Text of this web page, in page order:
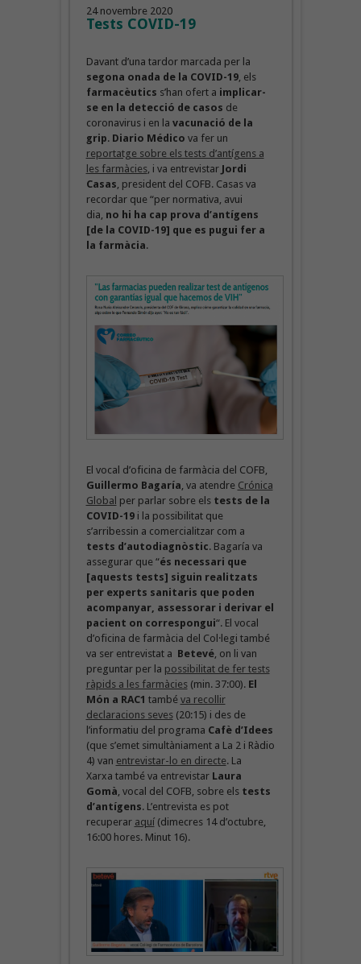
24 novembre 2020
Tests COVID-19
Davant d’una tardor marcada per la
segona onada de la COVID-19, els
farmacèutics s’han ofert a implicar-
se en la detecció de casos de
coronavirus i en la vacunació de la
grip. Diario Médico va fer un
reportatge sobre els tests d’antígens a
les farmàcies, i va entrevistar Jordi
Casas , president del COFB. Casas va
recordar que “per normativa, avui
dia, no hi ha cap prova d’antígens
[de la COVID-19] que es pugui fer a
la farmàcia.
El vocal d’oficina de farmàcia del COFB,
Guillermo Bagaría , va atendre Crónica
Global per parlar sobre els tests de la
COVID-19i la possibilitat que
s’arribessin a comercialitzar com a
tests d’autodiagnòstic. Bagaría va
assegurar que “és necessari que
[aquests tests] siguin realitzats
per experts sanitaris que poden
acompanyar, assessorar i derivar el
pacient on correspongui“. El vocal
d’oficina de farmàcia del Col·legi també
va ser entrevistat a Betevé, on li van
preguntar per la possibilitat de fer tests
ràpids a les farmàcies(min. 37:00). El
Món a RAC1 també va recollir
declaracions seves(20:15) i des de
l’informatiu del programa Cafè d’Idees
(que s’emet simultàniament a La 2 i Ràdio
4) van entrevistar-lo en directe. La
Xarxa també va entrevistar Laura
Gomà , vocal del COFB, sobre elstests
d’antígens. L’entrevista es pot
recuperar aquí(dimecres 14 d’octubre,
16:00 hores. Minut 16).